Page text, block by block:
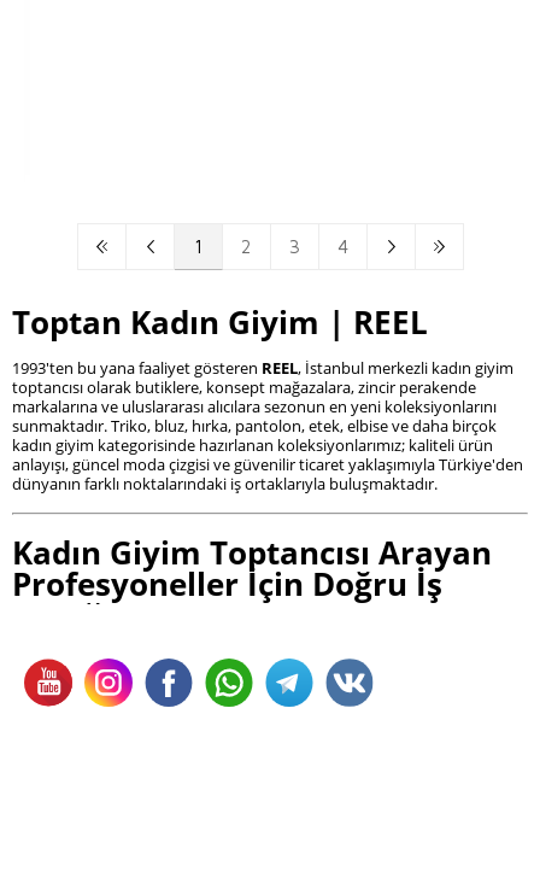
1 2 3 4
Toptan Kadın Giyim | REEL
1993'ten bu yana faaliyet gösteren REEL, İstanbul merkezli kadın giyim
toptancısı olarak butiklere, konsept mağazalara, zincir perakende
markalarına ve uluslararası alıcılara sezonun en yeni koleksiyonlarını
sunmaktadır. Triko, bluz, hırka, pantolon, etek, elbise ve daha birçok
kadın giyim kategorisinde hazırlanan koleksiyonlarımız; kaliteli ürün
anlayışı, güncel moda çizgisi ve güvenilir ticaret yaklaşımıyla Türkiye'den
dünyanın farklı noktalarındaki iş ortaklarıyla buluşmaktadır.
Kadın Giyim Toptancısı Arayan
Profesyoneller İçin Doğru İş
Ortağı
Kadın giyim sektöründe başarılı olmanın temelinde yalnızca doğru
ürünleri seçmek değil, aynı zamanda güvenilir bir toptancıyla uzun
vadeli iş ortaklığı kurmak yer alır. Sürekli değişen moda trendleri, sezon